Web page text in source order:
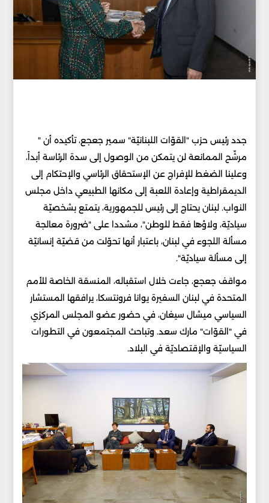
جدد رئيس حزب "القوّات اللبنانيّة" سمير جعجع، تأكيده أن "
مرشّح الممانعة لن يتمكن من الوصول إلى سدة الرئاسة أبداً،
وعلينا الضغط للإفراج عن الإستحقاق الرئاسي والإحتكام إلى
الديمقراطية وإعادة اللعبة إلى مكانها الطبيعي داخل مجلس
النواب. لبنان يحتاج إلى رئيس للجمهورية، يتمتع بشخصيّة
سياديّة، ولاؤها فقط للوطن"، مشددا على "ضرورة معالجة
مسألة اللجوء في لبنان، باعتبار أنها تحوّلت من قضيّة إنسانيّة
إلى مسألة سياديّة".
مواقف جعجع، جاءت خلال استقباله، المنسقة الخاصة للأمم
المتحدة في لبنان السفيرة يوانا فرونتسكا، يرافقها المستشار
السياسي ميشال سيغان، في حضور عضو المجلس المركزي
في "القوّات" مارك سعد. وتباحث المجتمعون في التطورات
السياسيّة والإقتصاديّة في البلاد.